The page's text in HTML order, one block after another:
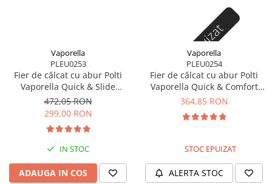
Fiare de calcat cu abur
Statii de calcat profesionale
Cafea și espressoare
Espresoare cu capsule
Cafea capsule
Cafea paduri ESE 44
Vaporella
PLEU0253
Fier de călcat cu abur Polti
Vaporella Quick & Slide
QS220, 2400 W, jet 250 g
472,05 RON
299,00 RON
IN STOC
ADAUGA IN COS
Stoc epuizat
Vaporella
PLEU0254
Fier de călcat cu abur Polti
Vaporella Quick & Comfort
QC120, 2200 W, jet 180 g
364,85 RON
STOC EPUIZAT
ALERTA STOC